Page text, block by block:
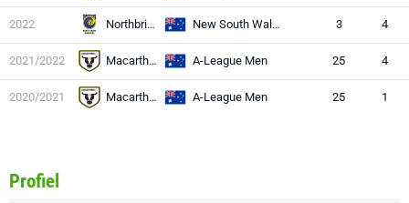
2022 Northbridge New South Wales NPL 3 4
2021/2022 Macarthur A-League Men 25 4
2020/2021 Macarthur A-League Men 25 1
Profiel